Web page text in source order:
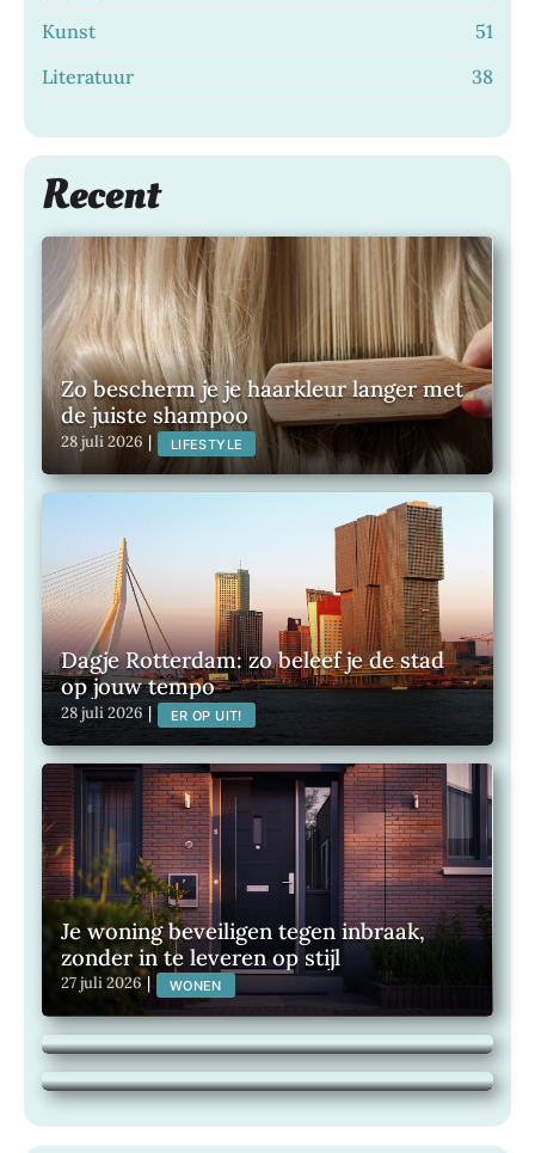
Kunst
51
Literatuur
38
Recent
Zo bescherm je je haarkleur langer met
de juiste shampoo
28 juli 2026 | LIFESTYLE
Dagje Rotterdam: zo beleef je de stad
op jouw tempo
28 juli 2026 | ER OP UIT!
Je woning beveiligen tegen inbraak,
zonder in te leveren op stijl
27 juli 2026 | WONEN
Wat je hardloopschoenen zeggen over
jouw actieve levensstijl
24 juli 2026 | BLOG
Maak van je buitenruimte een plek om
het hele jaar van te genieten
21 juli 2026 | TUINEN, WONEN,